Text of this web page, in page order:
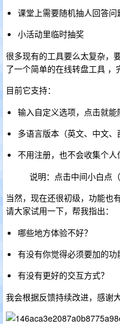
课堂上需要随机抽人回答问
小活动里临时抽奖
很多现有的工具要么太复杂，
了一个简单的在线转盘工具 ，
目前它支持：
输入自定义选项，点击就能
多语言版本（英文、中文
不用注册，也不会收集个人
说明：点击中间小白点
当然，现在还很初级，功能也
请大家试用一下，帮我指出：
哪些地方体验不好？
有没有你觉得必须要加的功
有没有更好的交互方式？
我会根据反馈持续改进，感谢